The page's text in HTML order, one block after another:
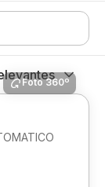
Foto 360º